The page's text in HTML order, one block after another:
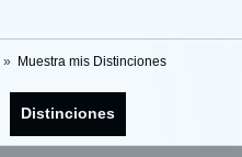
» Muestra mis Distinciones
Distinciones